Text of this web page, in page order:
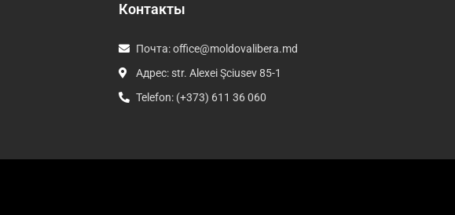
Контакты
Почта:office@moldovalibera.md
Адрес: str. Alexei Şciusev 85-1
Telefon: (+373) 611 36 060